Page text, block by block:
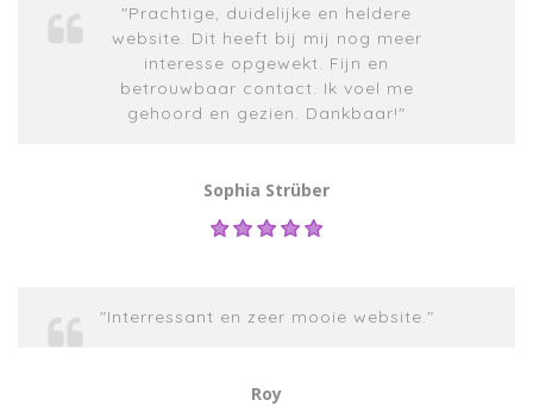
"Prachtige, duidelijke en heldere
website. Dit heeft bij mij nog meer
interesse opgewekt. Fijn en
betrouwbaar contact. Ik voel me
gehoord en gezien. Dankbaar!"
Sophia Strüber
"Interressant en zeer mooie website."
Roy